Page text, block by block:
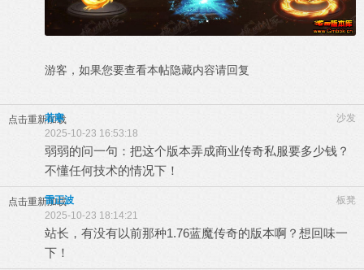
游客，如果您要查看本帖隐藏内容请回复
点击重新加载 沙发
若寒
2025-10-23 16:53:18
弱弱的问一句：把这个版本弄成商业传奇私服要多少钱？
不懂任何技术的情况下！
点击重新加载 板凳
雷正波
2025-10-23 18:14:21
站长，有没有以前那种1.76蓝魔传奇的版本啊？想回味一
下！